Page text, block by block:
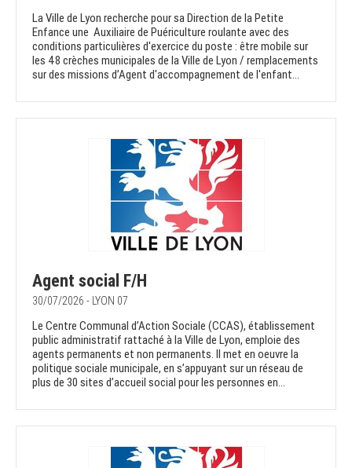
La Ville de Lyon recherche pour sa Direction de la Petite
Enfance une Auxiliaire de Puériculture roulante avec des
conditions particulières d'exercice du poste : être mobile sur
les 48 crèches municipales de la Ville de Lyon / remplacements
sur des missions d’Agent d'accompagnement de l'enfant...
Agent social F/H
30/07/2026 - LYON 07
Le Centre Communal d’Action Sociale (CCAS), établissement
public administratif rattaché à la Ville de Lyon, emploie des
agents permanents et non permanents. Il met en oeuvre la
politique sociale municipale, en s’appuyant sur un réseau de
plus de 30 sites d’accueil social pour les personnes en...